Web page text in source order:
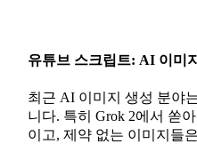
유튜브 스크립트: AI 이미
최근 AI 이미지 생성 분야
니다. 특히 Grok 2에서 쏟
이고, 제약 없는 이미지들